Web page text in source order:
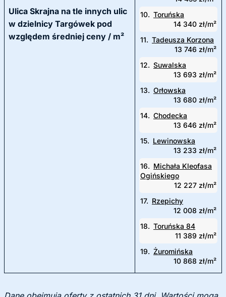
Ulica Skrajna na tle innych ulic
w dzielnicy Targówek pod
względem średniej ceny / m²
10. Toruńska
14 340 zł/m²
11. Tadeusza Korzona
13 746 zł/m²
12. Suwalska
13 693 zł/m²
13. Orłowska
13 680 zł/m²
14. Chodecka
13 646 zł/m²
15. Lewinowska
13 233 zł/m²
16. Michała Kleofasa
Ogińskiego
12 227 zł/m²
17. Rzepichy
12 008 zł/m²
18. Toruńska 84
11 389 zł/m²
19. Żuromińska
10 868 zł/m²